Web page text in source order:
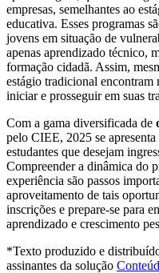
empresas, semelhantes ao
educativa. Esses programas
jovens em situação de
apenas aprendizado técnico,
formação cidadã. Assim,
estágio tradicional encontram
iniciar e prosseguir em suas
Com a gama diversificada de
pelo CIEE, 2025 se
estudantes que desejam
Compreender a dinâmica do
experiência são passos
aproveitamento de tais
inscrições e prepare-se para
aprendizado e crescimento
*Texto produzido e
assinantes da solução